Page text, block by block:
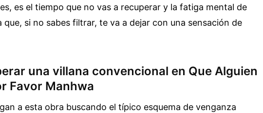
es el tiempo que no vas a recuperar y la fatiga mental de
que, si no sabes filtrar, te va a dejar con una sensación de
una villana convencional en Que Alguien
Favor Manhwa
a esta obra buscando el típico esquema de venganza